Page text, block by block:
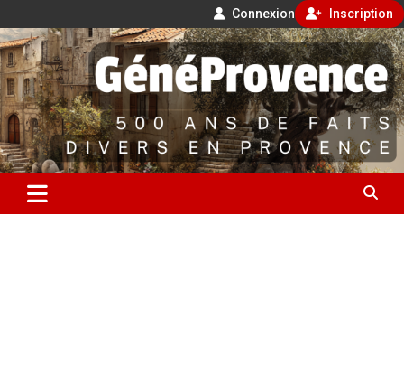
Connexion Inscription
Aller
au
contenu
GénéProvence
500 ans de faits divers en Provence